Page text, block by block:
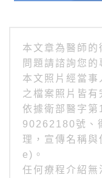
本文章為醫師的
問題請諮詢您的
本文照片經當
之檔案照片皆有
依據衛部醫字
90262180號、
理，宣傳名稱
e)。
任何療程介紹無